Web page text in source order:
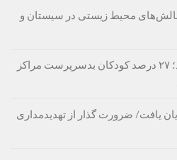
محیط زیستی در سیستان و
در گفت‌وگو با ایرنا اعلام شد؛ ۲۷ درصد کودکان بدسرپرست مراکز
یافت/ ضرورت گذار از تهدیدمداری